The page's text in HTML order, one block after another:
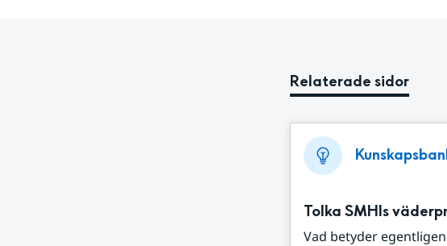
Relaterade sidor
Tolka SMHIs
Vad betyder